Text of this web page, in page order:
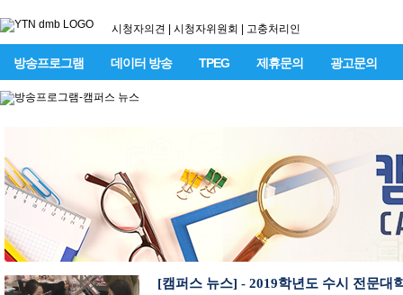
시청자의견 시청자위원회 고충처리인
방송프로그램 데이터 방송 TPEG 제휴문의 광고문의
[캠퍼스 뉴스] - 2019학년도 수시 전문대